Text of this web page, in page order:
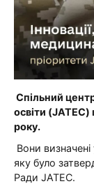
Спільний
освіти (JATEC)
року.
Вони
яку було
Ради JATEC.